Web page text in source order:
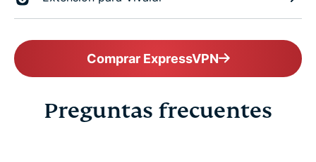
Comprar ExpressVPN
Preguntas frecuentes